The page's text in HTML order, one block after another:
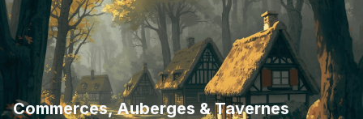
Commerces, Auberges & Tavernes